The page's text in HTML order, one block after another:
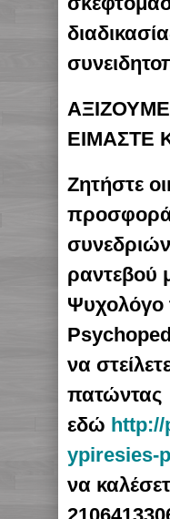
ΕΙΜΑΣΤΕ
Ζητήστε
προσφορά
συνεδριών
ραντεβού
Ψυχολόγο
να
πατώντας
εδώ http://
ypiresies-
να